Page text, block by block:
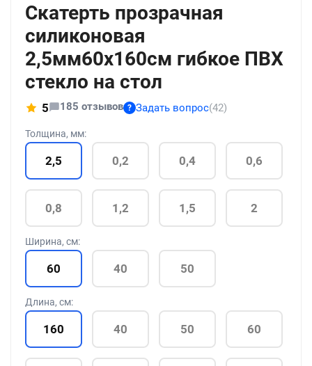
Скатерть прозрачная
силиконовая
2,5мм60x160см гибкое ПВХ
стекло на стол
5 185 отзывов ? Задать вопрос(42)
Толщина, мм:
2,5 0,2 0,4 0,6
0,8 1,2 1,5 2
Ширина, см:
60 40 50
Длина, см:
160 40 50 60